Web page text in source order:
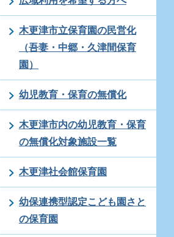
木更津市立保育園の民営化
（吾妻・中郷・久津間保育
園）
幼児教育・保育の無償化
木更津市内の幼児教育・保育
の無償化対象施設一覧
木更津社会館保育園
幼保連携型認定こども園さと
の保育園